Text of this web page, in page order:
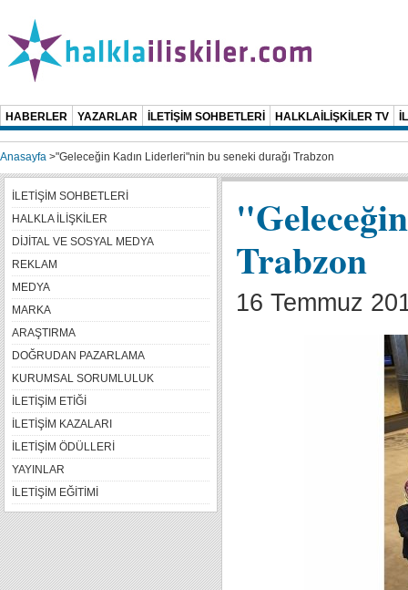
HABERLER YAZARLAR İLETİŞİM SOHBETLERİ HALKLAİLİŞKİLER TV
Anasayfa >"Geleceğin Kadın Liderleri"nin bu seneki durağı Trabzon
Trabzon
16 Temmuz
İLETİŞİM SOHBETLERİ
HALKLA İLİŞKİLER
DİJİTAL VE SOSYAL MEDYA
REKLAM
MEDYA
MARKA
ARAŞTIRMA
DOĞRUDAN PAZARLAMA
KURUMSAL SORUMLULUK
İLETİŞİM ETİĞİ
İLETİŞİM KAZALARI
İLETİŞİM ÖDÜLLERİ
YAYINLAR
İLETİŞİM EĞİTİMİ